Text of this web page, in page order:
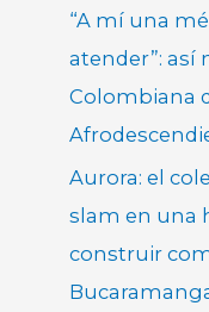
“A mí una
atender”: así
Colombiana
Aurora: el
slam en una
construir